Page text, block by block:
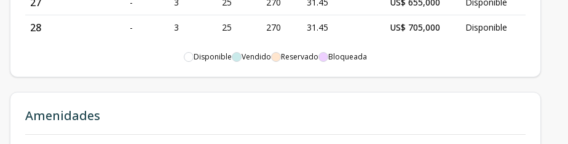
28 - 3 25 270 31.45 US$ 705,000 Disponible
Disponible Vendido Reservado Bloqueada
Amenidades